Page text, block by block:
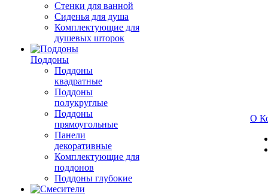
Стенки для ванной
Сиденья для душа
Комплектующие для
душевых шторок
Поддоны
Поддоны
квадратные
Поддоны
полукруглые
Поддоны
прямоугольные
Панели
декоративные
Комплектующие для
поддонов
Поддоны глубокие
О